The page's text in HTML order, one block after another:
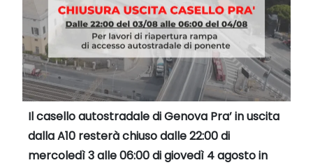
Il casello autostradale di Genova Pra’ in uscita
dalla A10 resterà chiuso dalle 22:00 di
mercoledì 3 alle 06:00 di giovedì 4 agosto in